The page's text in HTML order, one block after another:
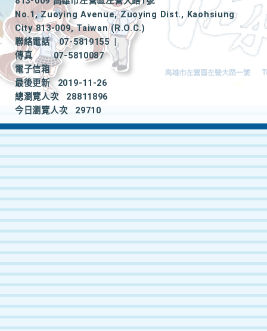
No.1, Zuoying Avenue, Zuoying Dist., Kaohsiung
City 813-009, Taiwan (R.O.C.)
聯絡電話
07-5819155
|
傳真
07-5810087
電子信箱
最後更新
2019-11-26
總瀏覽人次
28811896
今日瀏覽人次
29710